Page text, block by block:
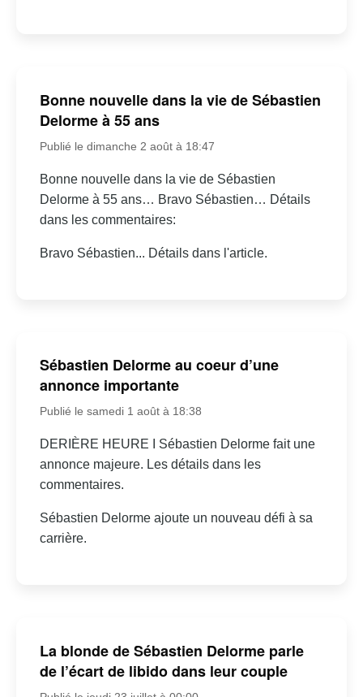
Bonne nouvelle dans la vie de Sébastien
Delorme à 55 ans
Publié le dimanche 2 août à 18:47
Bonne nouvelle dans la vie de Sébastien
Delorme à 55 ans… Bravo Sébastien… Détails
dans les commentaires:
Bravo Sébastien... Détails dans l'article.
Sébastien Delorme au coeur d’une
annonce importante
Publié le samedi 1 août à 18:38
DERIÈRE HEURE I Sébastien Delorme fait une
annonce majeure. Les détails dans les
commentaires.
Sébastien Delorme ajoute un nouveau défi à sa
carrière.
La blonde de Sébastien Delorme parle
de l’écart de libido dans leur couple